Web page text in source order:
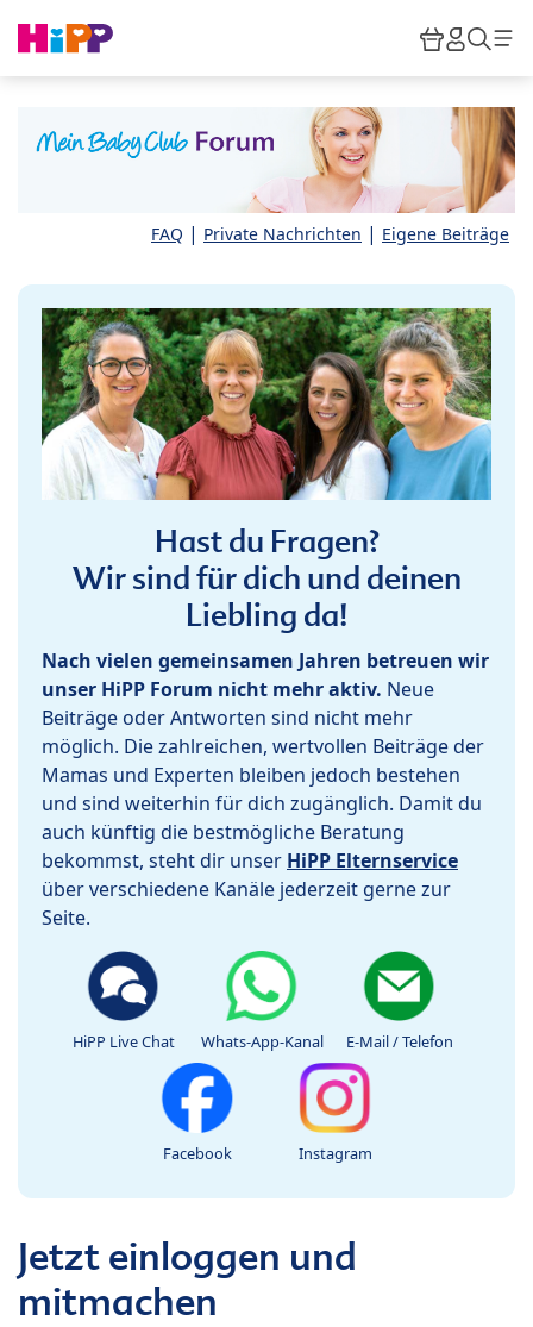
HiPP
FAQ | Private Nachrichten | Eigene Beiträge
Hast du Fragen?
Wir sind für dich und deinen
Liebling da!
Nach vielen gemeinsamen Jahren betreuen wir
unser HiPP Forum nicht mehr aktiv. Neue
Beiträge oder Antworten sind nicht mehr
möglich. Die zahlreichen, wertvollen Beiträge der
Mamas und Experten bleiben jedoch bestehen
und sind weiterhin für dich zugänglich. Damit du
auch künftig die bestmögliche Beratung
bekommst, steht dir unser HiPP Elternservice
über verschiedene Kanäle jederzeit gerne zur
Seite.
HiPP Live Chat Whats-App-Kanal E-Mail / Telefon
Facebook Instagram
Jetzt einloggen und
mitmachen